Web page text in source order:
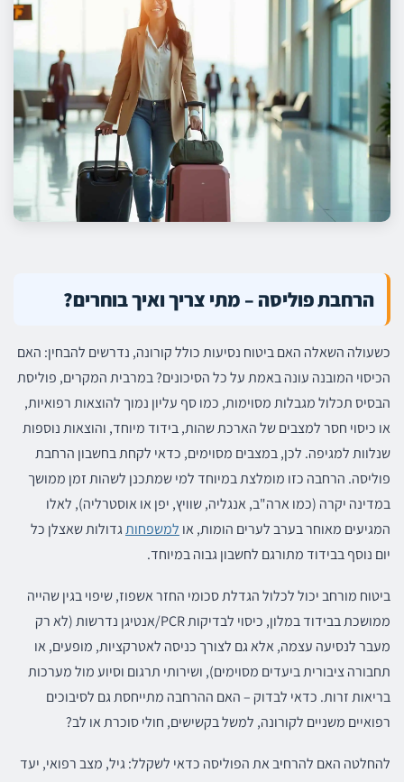
הרחבת פוליסה – מתי צריך ואיך בוחרים?
כשעולה השאלה האם ביטוח נסיעות כולל קורונה, נדרשים להבחין: האם
הכיסוי המובנה עונה באמת על כל הסיכונים? במרבית המקרים, פוליסת
הבסיס תכלול מגבלות מסוימות, כמו סף עליון נמוך להוצאות רפואיות,
או כיסוי חסר למצבים של הארכת שהות, בידוד מיוחד, והוצאות נוספות
שנלוות למגיפה. לכן, במצבים מסוימים, כדאי לקחת בחשבון הרחבת
פוליסה. הרחבה כזו מומלצת במיוחד למי שמתכנן לשהות זמן ממושך
במדינה יקרה (כמו ארה"ב, אנגליה, שוויץ, יפן או אוסטרליה), לאלו
המגיעים מאוחר בערב לערים הומות, או למשפחותגדולות שאצלן כל
יום נוסף בבידוד מתורגם לחשבון גבוה במיוחד.
ביטוח מורחב יכול לכלול הגדלת סכומי החזר אשפוז, שיפוי בגין שהייה
ממושכת בבידוד במלון, כיסוי לבדיקות PCR/אנטיגן נדרשות (לא רק
מעבר לנסיעה עצמה, אלא גם לצורך כניסה לאטרקציות, מופעים, או
תחבורה ציבורית ביעדים מסוימים), ושירותי תרגום וסיוע מול מערכות
בריאות זרות. כדאי לבדוק – האם ההרחבה מתייחסת גם לסיבוכים
רפואיים משניים לקורונה, למשל בקשישים, חולי סוכרת או לב?
להחלטה האם להרחיב את הפוליסה כדאי לשקלל: גיל, מצב רפואי, יעד